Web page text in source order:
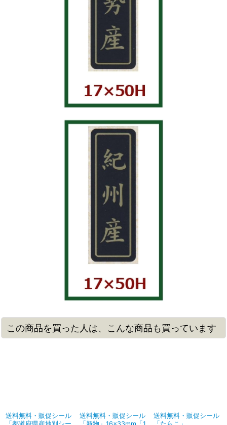
この商品を買った人は、こんな商品も買っています
送料無料・販促シール
送料無料・販促シール
送料無料・販促シール